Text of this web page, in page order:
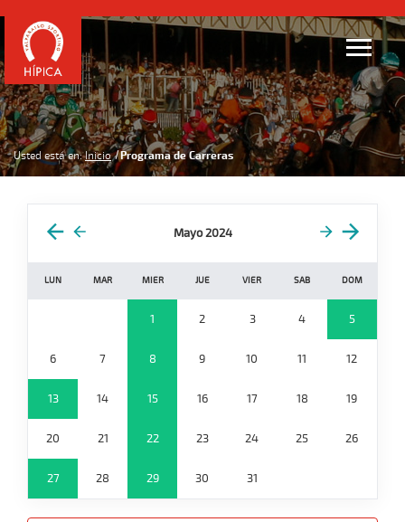
Usted está en: Inicio Programa de Carreras
Mayo 2024
LUN MAR MIER JUE VIER SAB DOM
1 2 3 4 5
6 7 8 9 10 11 12
13 14 15 16 17 18 19
20 21 22 23 24 25 26
27 28 29 30 31